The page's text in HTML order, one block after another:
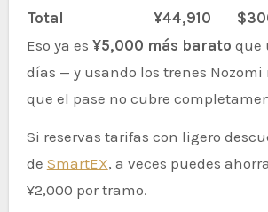
Total ¥44,910
Eso ya es ¥5,000 más barato que
días — y usando los trenes Nozomi
que el pase no cubre
Si reservas tarifas con ligero
de SmartEX, a veces puedes
¥2,000 por tramo.